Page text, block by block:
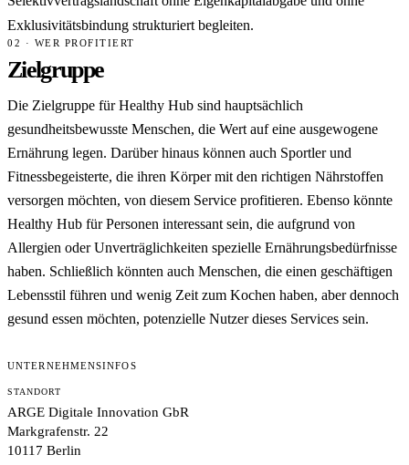
Exklusivitätsbindung strukturiert begleiten.
02 · WER PROFITIERT
Zielgruppe
Die Zielgruppe für Healthy Hub sind hauptsächlich
gesundheitsbewusste Menschen, die Wert auf eine ausgewogene
Ernährung legen. Darüber hinaus können auch Sportler und
Fitnessbegeisterte, die ihren Körper mit den richtigen Nährstoffen
versorgen möchten, von diesem Service profitieren. Ebenso könnte
Healthy Hub für Personen interessant sein, die aufgrund von
Allergien oder Unverträglichkeiten spezielle Ernährungsbedürfnisse
haben. Schließlich könnten auch Menschen, die einen geschäftigen
Lebensstil führen und wenig Zeit zum Kochen haben, aber dennoch
gesund essen möchten, potenzielle Nutzer dieses Services sein.
UNTERNEHMENSINFOS
STANDORT
ARGE Digitale Innovation GbR
Markgrafenstr. 22
10117 Berlin